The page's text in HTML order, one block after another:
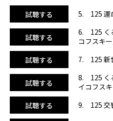
然どの曲も誰でも知っている
アクア編では、やはりプール
に、ほのかにしか音が届かな
うなぁ～」という視点を第一
でのウォームアップには浮力
らのメインパートは、カーデ
ダを動かせる曲、筋コンには
イス。また、お客様の耳に飽
ジャー」～「マイナー」を交
ます。もちろん、アクアだけ
般にも活用できる内容となっ
聴ください！！
試聴する
5. 125 運
試聴する
6. 125 く
コフスキー
試聴する
7. 125 新
試聴する
8. 125 く
イコフスキ
試聴する
9. 125 交